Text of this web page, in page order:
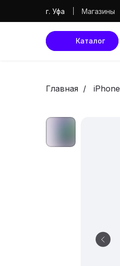
г. Уфа Магазины
Каталог
Главная iPhone